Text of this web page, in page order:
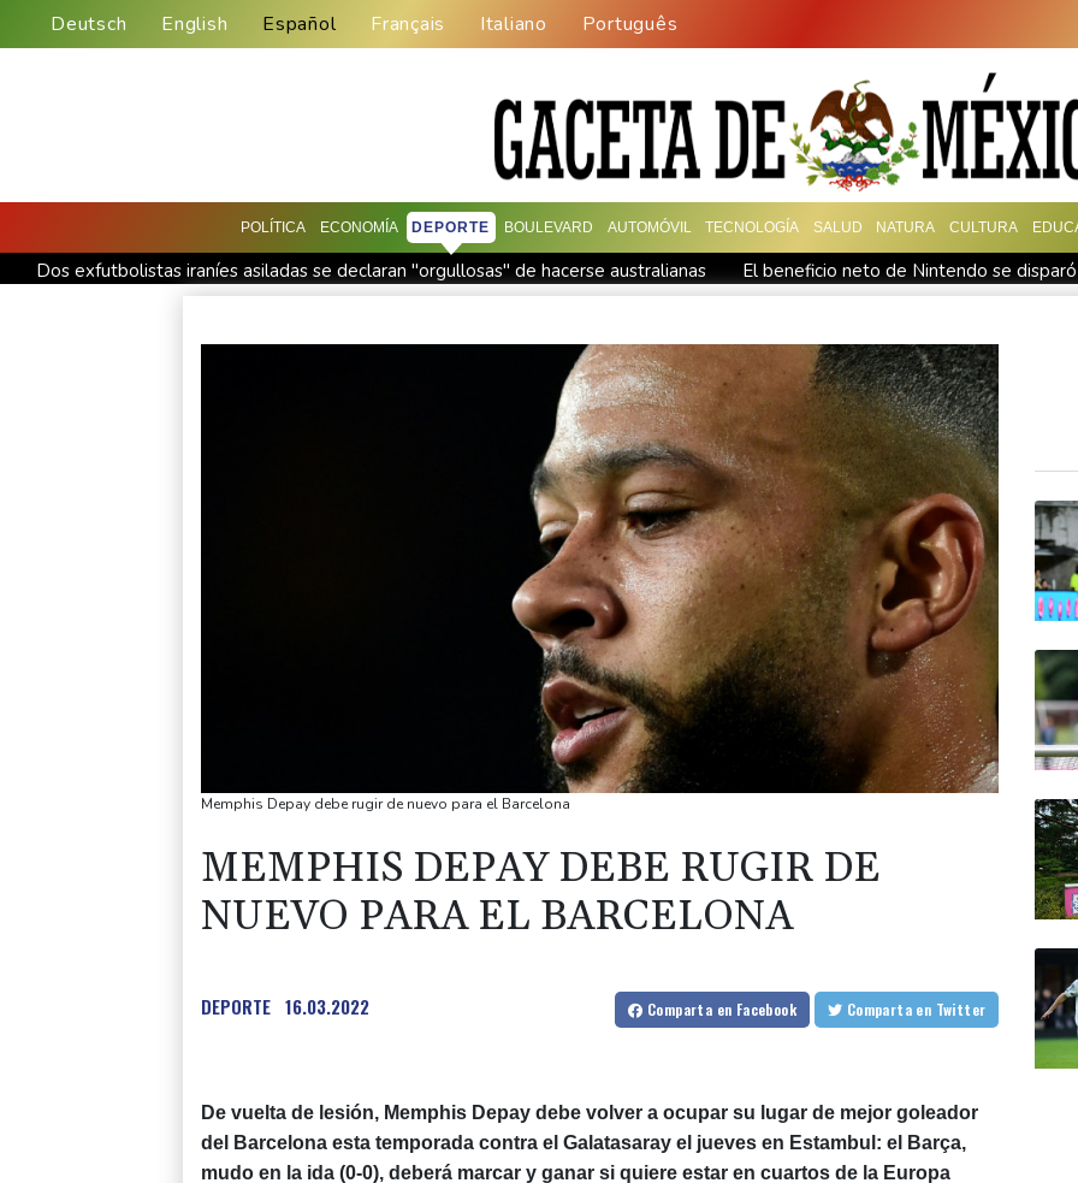
Deutsch English Español Français Italiano Português
POLÍTICA ECONOMÍA DEPORTE BOULEVARD AUTOMÓVIL TECNOLOGÍA SALUD NATURA CULTURA
Dos exfutbolistas iraníes asiladas se declaran "orgullosas" de hacerse australianas
El beneficio neto de Nintendo se
Barcas varadas y pescadores sin trabajo en un Danubio bajo mínimos por la sequía
El regulador estadounidense aprueba la
Ucrania ataca refinerías y Rusia bombardea una estación de tren y un barco
Griezmann lidera el triunfo del Orlando y Toluca
Kompany confía en que los nuevos fichajes lleven al Bayern a la gloria en la Champions
La policía surcoreana allana la sede de la asociación de fútbol en una investigación sobre su entrenador
Memphis Depay debe rugir de nuevo para el Barcelona
MEMPHIS DEPAY DEBE RUGIR DE
NUEVO PARA EL BARCELONA
DEPORTE 16.03.2022 Comparta en Facebook Comparta en Twitter
De vuelta de lesión, Memphis Depay debe volver a ocupar su lugar de mejor goleador
del Barcelona esta temporada contra el Galatasaray el jueves en Estambul: el Barça,
mudo en la ida (0-0), deberá marcar y ganar si quiere estar en cuartos de la Europa